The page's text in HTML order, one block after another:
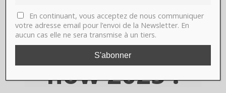
la foire
Drawing
now 2025 !
En continuant, vous acceptez de nous communiquer
votre adresse email pour l’envoi de la Newsletter. En
aucun cas elle ne sera transmise à un tiers.